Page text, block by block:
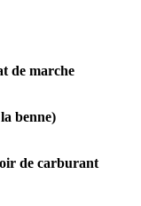
de marche
benne)
de carburant